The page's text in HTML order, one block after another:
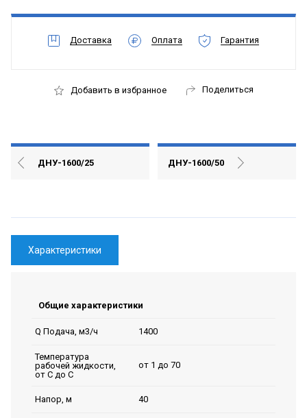
Доставка Оплата Гарантия
Добавить в избранное Поделиться
ДНУ-1600/25 ДНУ-1600/50
Характеристики
Общие характеристики
Q Подача, м3/ч 1400
Температура
рабочей жидкости,
от С до С
от 1 до 70
Напор, м 40